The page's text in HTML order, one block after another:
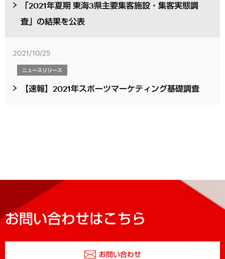
「2021年夏期 東海3県主要集客施設・集客実態調
査」の結果を公表
2021/10/25
ニュースリリース
【速報】2021年スポーツマーケティング基礎調査
お問い合わせはこちら
お問い合わせ